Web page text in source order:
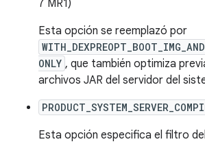
7 MR1)
Esta opción se reemplazó por
ONLY , que también optimiza
archivos JAR del servidor del
Esta opción especifica el filtro